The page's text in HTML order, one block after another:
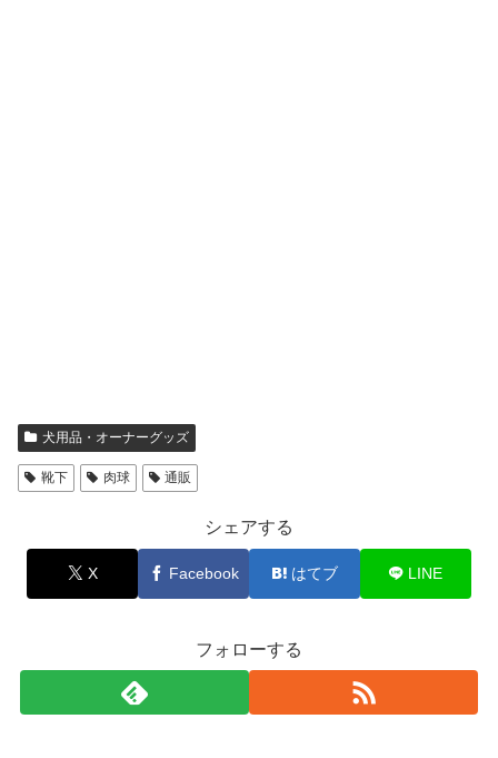
犬用品・オーナーグッズ
靴下 肉球 通販
シェアする
X Facebook はてブ LINE
フォローする